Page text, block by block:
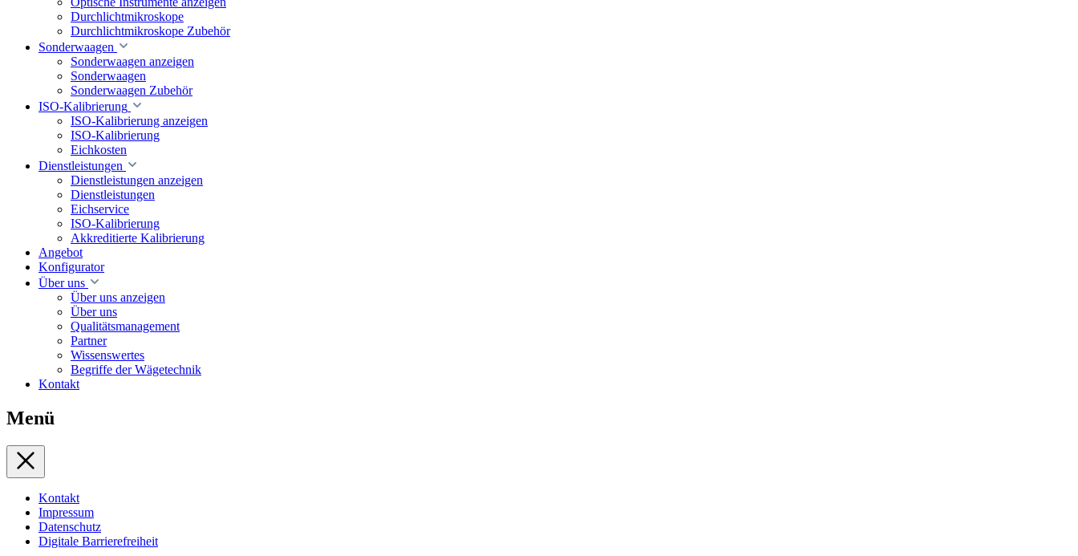
Durchlichtmikroskope
Durchlichtmikroskope Zubehör
Sonderwaagen
Sonderwaagen anzeigen
Sonderwaagen
Sonderwaagen Zubehör
ISO-Kalibrierung
ISO-Kalibrierung anzeigen
ISO-Kalibrierung
Eichkosten
Dienstleistungen
Dienstleistungen anzeigen
Dienstleistungen
Eichservice
ISO-Kalibrierung
Akkreditierte Kalibrierung
Angebot
Konfigurator
Über uns
Über uns anzeigen
Über uns
Qualitätsmanagement
Partner
Wissenswertes
Begriffe der Wägetechnik
Kontakt
Menü
Kontakt
Impressum
Datenschutz
Digitale Barrierefreiheit